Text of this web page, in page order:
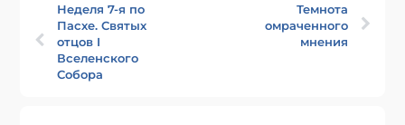
Неделя 7-я по
Пасхе. Святых
отцов I
Вселенского
Собора
Темнота
омраченного
мнения